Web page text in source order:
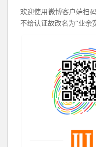
欢迎使用微博客户端扫
不给认证故改名为“业余